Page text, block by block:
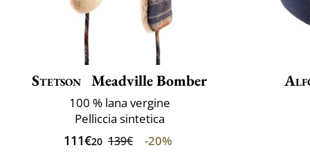
Stetson Meadville Bomber
100 % lana vergine
Pelliccia sintetica
111€20 139€ -20%